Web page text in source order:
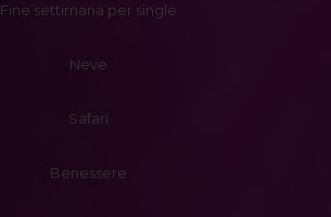
Fine settimana per single
Neve
Safari
Benessere